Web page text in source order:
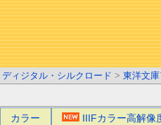
ディジタル・シルクロード > 東洋文
カラー IIIFカラー高解像